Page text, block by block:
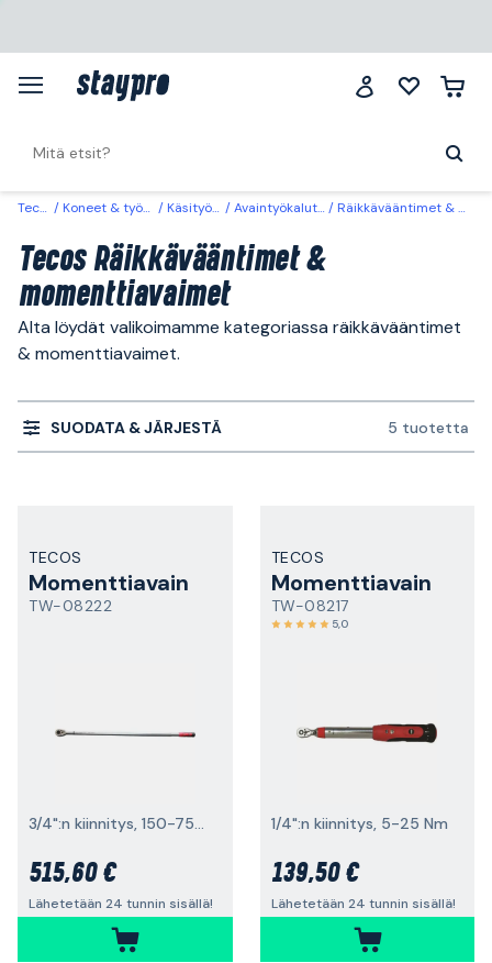
Tecos Koneet & työkalut Käsityökalut Avaintyökalut & hylsyt Räikkävääntimet & momenttiavaimet
Tecos Räikkävääntimet &
momenttiavaimet
Alta löydät valikoimamme kategoriassa räikkävääntimet
& momenttiavaimet.
SUODATA & JÄRJESTÄ 5 tuotetta
TECOS
Momenttiavain
TW-08222
3/4":n kiinnitys, 150-750 Nm
515,60 €
Lähetetään 24 tunnin sisällä!
TECOS
Momenttiavain
TW-08217
5,0
1/4":n kiinnitys, 5-25 Nm
139,50 €
Lähetetään 24 tunnin sisällä!